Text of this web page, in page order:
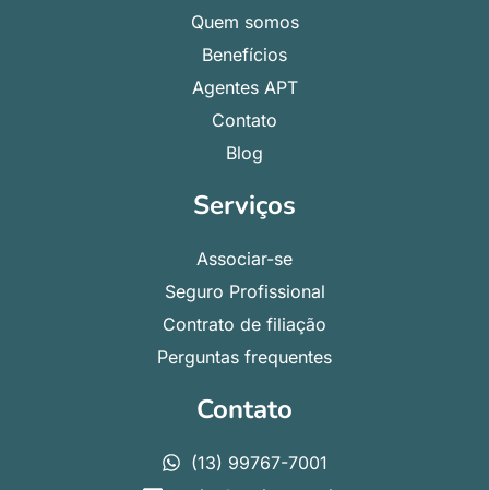
Quem somos
Benefícios
Agentes APT
Contato
Blog
Serviços
Associar-se
Seguro Profissional
Contrato de filiação
Perguntas frequentes
Contato
(13) 99767-7001